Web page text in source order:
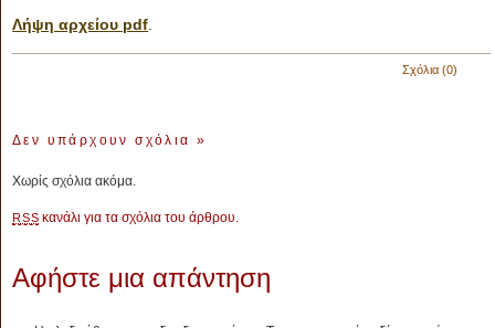
Λήψη αρχείου pdf
Σχόλια (0)
Δεν υπάρχουν σχόλια »
Χωρίς σχόλια ακόμα.
RSS κανάλι για τα σχόλια του άρθρου.
Αφήστε μια απάντηση